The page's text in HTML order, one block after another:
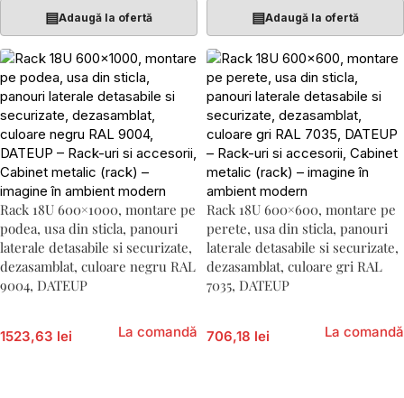
▤Adaugă la ofertă ▤Adaugă la ofertă
Rack 18U 600×1000, montare pe
podea, usa din sticla, panouri
laterale detasabile si securizate,
dezasamblat, culoare negru RAL
9004, DATEUP
1523,63 lei La comandă
Rack 18U 600×600, montare pe
perete, usa din sticla, panouri
laterale detasabile si securizate,
dezasamblat, culoare gri RAL
7035, DATEUP
706,18 lei La comandă